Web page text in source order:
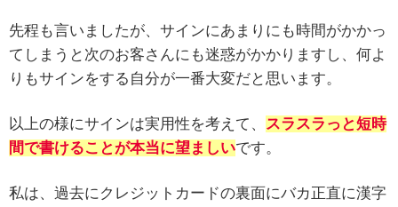
先程も言いましたが、サインにあまりにも時間がかかっ
てしまうと次のお客さんにも迷惑がかかりますし、何よ
りもサインをする自分が一番大変だと思います。
以上の様にサインは実用性を考えて、
スラスラっと短時
間で書けることが本当に望ましいです。
私は、過去にクレジットカードの裏面にバカ正直に漢字